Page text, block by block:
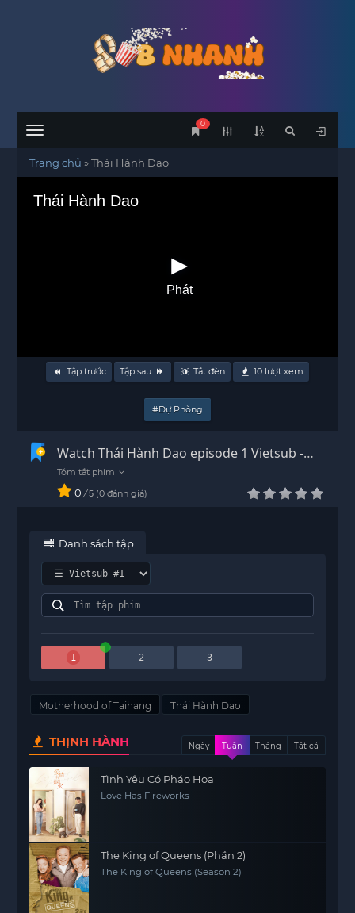
Menu
0
Trang chủ »Thái Hành Dao
Thái Hành Dao
Phát
Tập trước Tập sau Tắt đèn 10lượt xem
#Dự Phòng
Watch Thái Hành Dao episode 1 Vietsub -
HD
0 / 5 0 đánh giá
Danh sách tập
1 2 3
Motherhood of Taihang Thái Hành Dao
THỊNH HÀNH Ngày Tuần Tháng Tất cả
Tình Yêu Có Pháo Hoa
Love Has Fireworks
The King of Queens (Phần 2)
The King of Queens (Season 2)